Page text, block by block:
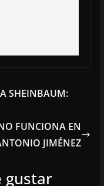
SHEINBAUM:
FUNCIONA EN
JIMÉNEZ
gustar